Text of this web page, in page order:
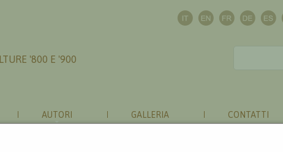
'800 E '900
AUTORI GALLERIA CONTATTI